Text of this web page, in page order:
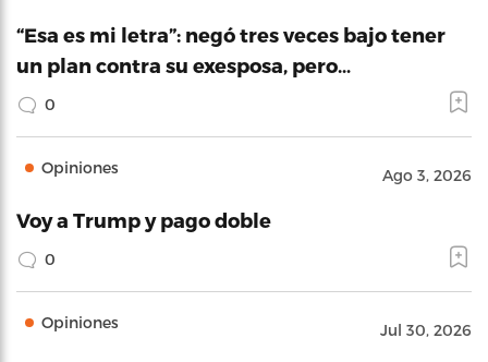
“Esa es mi letra”: negó tres veces bajo tener
un plan contra su exesposa, pero…
0
Opiniones Ago 3, 2026
Voy a Trump y pago doble
0
Opiniones Jul 30, 2026